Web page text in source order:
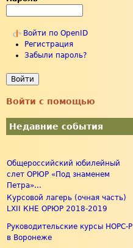
Войти по OpenID
Регистрация
Забыли пароль?
Войти с помощью
Недавние события
Общероссийский юбилейный
слет ОРЮР «Под знаменем
Петра»...
Курсовой лагерь (очная часть)
LXII КНЕ ОРЮР 2018-2019
Руководительские курсы НОРС-Р
в Воронеже